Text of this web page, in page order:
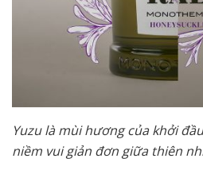
Yuzu là mùi hương của khởi
niềm vui giản đơn giữa thiên